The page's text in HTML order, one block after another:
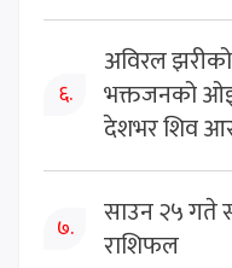
६.
अविरल
भक्तजनको
देशभर शिव
७.
साउन २५ गते
राशिफल